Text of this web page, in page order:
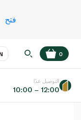
فتح
عر
0
التوصيل غدًا
10:00 – 12:00